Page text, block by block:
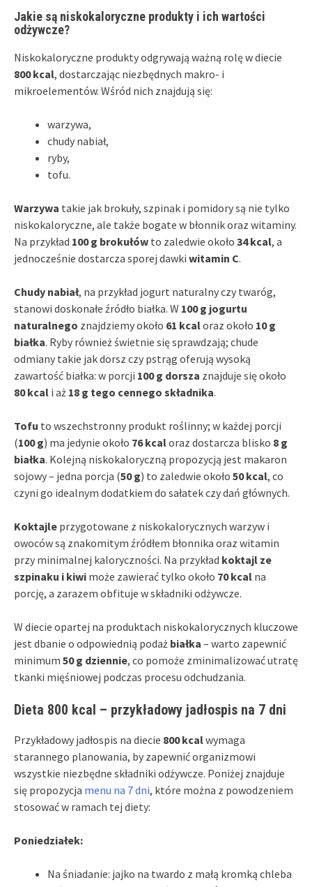
Jakie są niskokaloryczne produkty i ich wartości
odżywcze?
Niskokaloryczne produkty odgrywają ważną rolę w diecie
800 kcal, dostarczając niezbędnych makro- i
mikroelementów. Wśród nich znajdują się:
warzywa,
chudy nabiał,
ryby,
tofu.
Warzywa takie jak brokuły, szpinak i pomidory są nie tylko
niskokaloryczne, ale także bogate w błonnik oraz witaminy.
Na przykład 100 g brokułów to zaledwie około 34 kcal, a
jednocześnie dostarcza sporej dawki witamin C.
Chudy nabiał, na przykład jogurt naturalny czy twaróg,
stanowi doskonałe źródło białka. W 100 g jogurtu
naturalnego znajdziemy około 61 kcaloraz około 10 g
białka. Ryby również świetnie się sprawdzają; chude
odmiany takie jak dorsz czy pstrąg oferują wysoką
zawartość białka: w porcji 100 g dorsza znajduje się około
80 kcal i aż 18 g tego cennego składnika.
Tofu to wszechstronny produkt roślinny; w każdej porcji
(100 g) ma jedynie około 76 kcaloraz dostarcza blisko 8 g
białka. Kolejną niskokaloryczną propozycją jest makaron
sojowy – jedna porcja (50 g) to zaledwie około 50 kcal, co
czyni go idealnym dodatkiem do sałatek czy dań głównych.
Koktajle przygotowane z niskokalorycznych warzyw i
owoców są znakomitym źródłem błonnika oraz witamin
przy minimalnej kaloryczności. Na przykład koktajl ze
szpinaku i kiwi może zawierać tylko około 70 kcal na
porcję, a zarazem obfituje w składniki odżywcze.
W diecie opartej na produktach niskokalorycznych kluczowe
jest dbanie o odpowiednią podaż białka – warto zapewnić
minimum 50 g dziennie, co pomoże zminimalizować utratę
tkanki mięśniowej podczas procesu odchudzania.
Dieta 800 kcal – przykładowy jadłospis na 7 dni
Przykładowy jadłospis na diecie 800 kcalwymaga
starannego planowania, by zapewnić organizmowi
wszystkie niezbędne składniki odżywcze. Poniżej znajduje
się propozycja menu na 7 dni, które można z powodzeniem
stosować w ramach tej diety:
Poniedziałek:
Na śniadanie: jajko na twardo z małą kromką chleba